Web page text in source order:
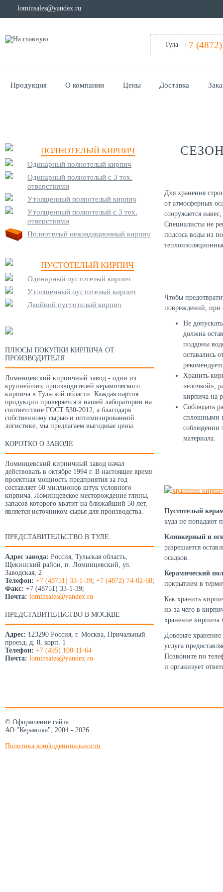
lominsales@yandex.ru
Тула +7
Продукция О компании Цены Доставка
Для хранения
от атмосферных
сооружается
Специалисты не
подсоса воды из
Чтобы
повреждений, при
Не
должна
поддоны
оставались
Хранить
«елочкой»,
кирпича на
Соблюдать
сплошными
соблюдении
материала.
Пустотелый
куда не попадают
Клинкерный и
разрешается
осадков.
Керамический
покрытием в
Как хранить
из-за чего в
хранение кирпича
Доверьте
услуга
Позвоните по
и организует
ПОЛНОТЕЛЫЙ КИРПИЧ
Одинарный полнотелый кирпич
Одинарный полнотелый с 3 тех.
отверстиями
Утолщенный полнотелый кирпич
Утолщенный полнотелый с 3 тех.
отверстиями
Полнотелый некондиционный кирпич
ПУСТОТЕЛЫЙ КИРПИЧ
Одинарный пустотелый кирпич
Утолщенный пустотелый кирпич
Двойной пустотелый кирпич
ПЛЮСЫ ПОКУПКИ КИРПИЧА ОТ
ПРОИЗВОДИТЕЛЯ
Ломинцевский кирпичный завод - один из
крупнейших производителей керамического
кирпича в Тульской области. Каждая партия
продукции проверяется в нашей лаборатории на
соответствие ГОСТ 530-2012, а благодаря
собственному сырью и оптимизированной
логистике, мы предлагаем выгодные цены.
КОРОТКО О ЗАВОДЕ
Ломинцевский кирпичный завод начал
действовать в октябре 1994 г. В настоящее время
проектная мощность предприятия за год
составляет 60 миллионов штук условного
кирпича. Ломинцевское месторождение глины,
запасов которого хватит на ближайший 50 лет,
является источником сырья для производства.
ПРЕДСТАВИТЕЛЬСТВО В ТУЛЕ
Адрес завода: Россия, Тульская область,
Щекинский район, п. Ломинцевский, ул.
Заводская, 2
Телефон: +7 (48751) 33-1-39; +7 (4872) 74-02-68;
Факс: +7 (48751) 33-1-39;
Почта: lominsales@yandex.ru
ПРЕДСТАВИТЕЛЬСТВО В МОСКВЕ
Адрес: 123290 Россия, г. Москва, Причальный
проезд, д. 8, корп. 1
Телефон: +7 (495) 108-11-64
Почта: lominsales@yandex.ru
© Оформление сайта.
АО "Керамика", 2004 - 2026
Политика конфиденциальности